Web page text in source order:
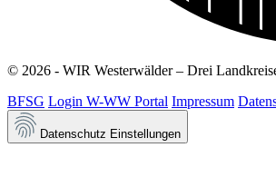
© 2026 - WIR Westerwälder – Drei
BFSG Login W-WW Portal Impressum
Datenschutz Einstellungen